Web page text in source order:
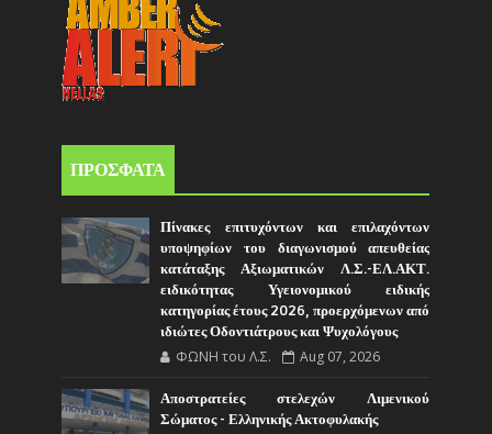
ΠΡΟΣΦΑΤΑ
Πίνακες επιτυχόντων και επιλαχόντων
υποψηφίων του διαγωνισμού απευθείας
κατάταξης Αξιωματικών Λ.Σ.-ΕΛ.ΑΚΤ.
ειδικότητας Υγειονομικού ειδικής
κατηγορίας έτους 2026, προερχόμενων από
ιδιώτες Οδοντιάτρους και Ψυχολόγους
ΦΩΝΗ του Λ.Σ. Aug 07, 2026
Αποστρατείες στελεχών Λιμενικού
Σώματος - Ελληνικής Ακτοφυλακής